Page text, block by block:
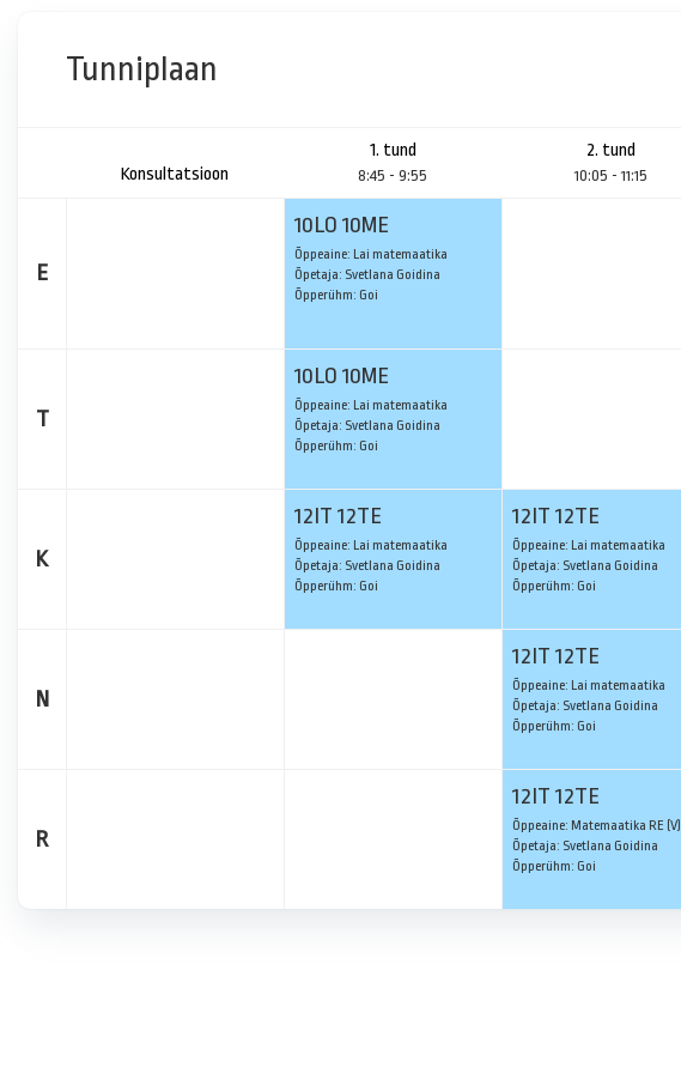
Tunniplaan
Konsultatsioon
1. tund
8:45 - 9:55
2. tund
10:05 - 11:15
E
10LO 10ME
Õppeaine: Lai matemaatika
Õpetaja: Svetlana Goidina
Õpperühm: Goi
T
10LO 10ME
Õppeaine: Lai matemaatika
Õpetaja: Svetlana Goidina
Õpperühm: Goi
K
12IT 12TE
Õppeaine: Lai matemaatika
Õpetaja: Svetlana Goidina
Õpperühm: Goi
12IT 12TE
Õppeaine: Lai matemaatika
Õpetaja: Svetlana Goidina
Õpperühm: Goi
N
12IT 12TE
Õppeaine: Lai matemaatika
Õpetaja: Svetlana Goidina
Õpperühm: Goi
R
12IT 12TE
Õppeaine: Matemaatika RE (V)
Õpetaja: Svetlana Goidina
Õpperühm: Goi